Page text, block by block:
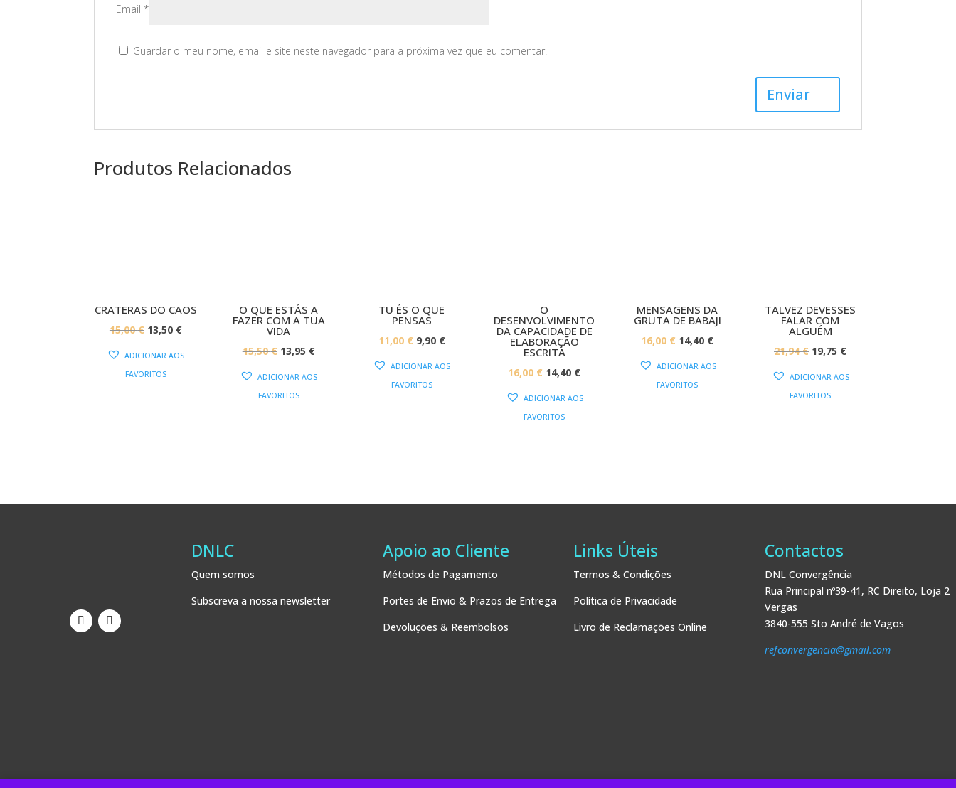
Email *
Guardar o meu nome, email e site neste navegador para a próxima vez que eu comentar.
Produtos Relacionados
CRATERAS DO CAOS
15,00€ O
13,50 €O
ADICIONAR AOS
FAVORITOS
O QUE ESTÁS A
FAZER COM A TUA
VIDA
15,50€ O
13,95 €O
ADICIONAR AOS
FAVORITOS
TU ÉS O QUE
PENSAS
11,00€ O
9,90 €O
ADICIONAR AOS
FAVORITOS
O
DESENVOLVIMENTO
DA CAPACIDADE DE
ELABORAÇÃO
ESCRITA
16,00€ O
14,40 €O
ADICIONAR AOS
FAVORITOS
MENSAGENS DA
GRUTA DE BABAJI
16,00€ O
14,40 €O
ADICIONAR AOS
FAVORITOS
TALVEZ DEVESSES
FALAR COM
ALGUÉM
21,94€ O
19,75 €O
ADICIONAR AOS
FAVORITOS
DNLC
Quem somos
Subscreva a nossa newsletter
Apoio ao Cliente
Métodos de Pagamento
Portes de Envio & Prazos de Entrega
Devoluções & Reembolsos
Links Úteis
Termos & Condições
Política de Privacidade
Livro de Reclamações Online
Contactos
DNL Convergência
Rua Principal nº39-41, RC Direito, Loja 2
Vergas
3840-555 Sto André de Vagos
refconvergencia@gmail.com